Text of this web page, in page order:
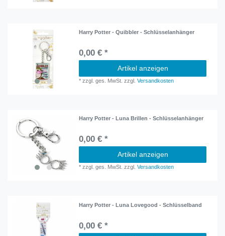
Harry Potter - Quibbler - Schlüsselanhänger
0,00 € *
Artikel anzeigen
*zzgl. ges. MwSt. zzgl.Versandkosten
Harry Potter - Luna Brillen - Schlüsselanhänger
0,00 € *
Artikel anzeigen
*zzgl. ges. MwSt. zzgl.Versandkosten
Harry Potter - Luna Lovegood - Schlüsselband
0,00 € *